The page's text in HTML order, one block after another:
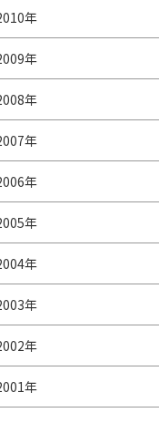
年
年
年
年
年
年
年
年
年
年